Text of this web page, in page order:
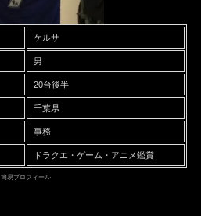
ケルサ
男
20台後半
千葉県
事務
ドラクエ・ゲーム・アニメ鑑賞
簡易プロフィール